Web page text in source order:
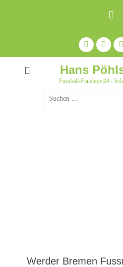
Facebook
Feed
Hans
Fussball-Fanshop-24 -
Suche
nach:
Werder Bremen